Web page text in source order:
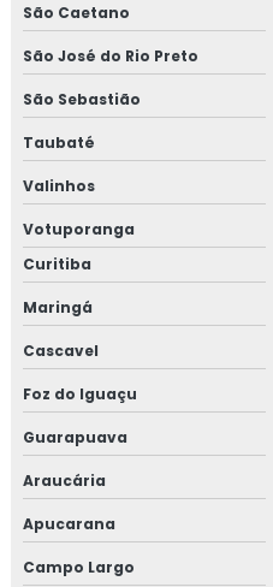
São Caetano
São José do Rio Preto
São Sebastião
Taubaté
Valinhos
Votuporanga
Curitiba
Maringá
Cascavel
Foz do Iguaçu
Guarapuava
Araucária
Apucarana
Campo Largo